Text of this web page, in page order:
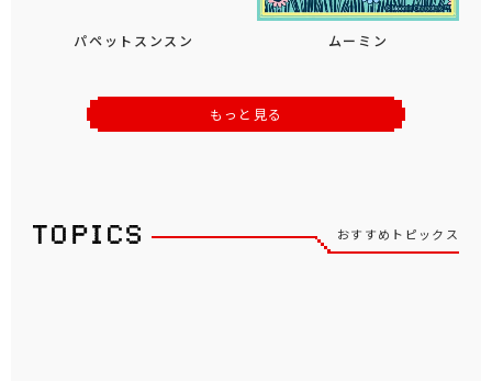
パペットスンスン ムーミン
もっと見る
おすすめトピックス